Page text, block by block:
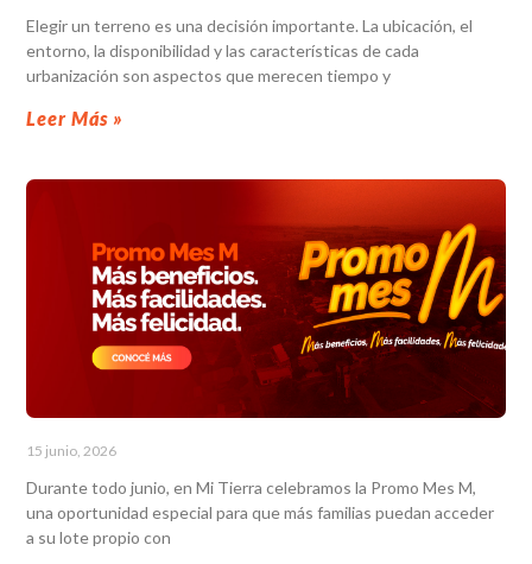
Elegir un terreno es una decisión importante. La ubicación, el
entorno, la disponibilidad y las características de cada
urbanización son aspectos que merecen tiempo y
Leer Más »
15 junio, 2026
Durante todo junio, en Mi Tierra celebramos la Promo Mes M,
una oportunidad especial para que más familias puedan acceder
a su lote propio con